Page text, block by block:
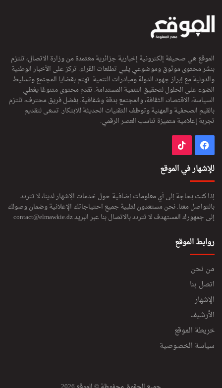
الموقع هي صحيفة إلكترونية إخبارية جزائرية معتمدة من وزارة الاتصال، تلتزم
بنشر محتوى موثوق وموضوعي يلبي تطلعات القراء. تركز على الأخبار الوطنية
والدولية مع إبراز جهود الدولة ومبادرات التنمية. تهتم بقضايا المجتمع وتسليط
الضوء على الحلول لتحقيق التنمية المستدامة. تقدم محتوى متنوعًا يغطي
السياسة، الاقتصاد، الثقافة، والمجتمع بدقة وشفافية. بفضل فريق محترف، تلتزم
بالقيم الصحفية والمهنية وتوظف التقنيات الحديثة للابتكار. تسعى لتقديم
تجربة إعلامية متميزة تناسب العصر الرقمي.
فيسبوك
للإشهار في الموقع
إذا كنت بحاجة إلى أي معلومات إضافية حول خدمات الإشهار لدينا، لا تتردد
بالتواصل معنا. نحن مستعدون لتلبية جميع احتياجاتك الإعلانية وضمان وصولك
إلى جمهورك المستهدف لا تتردد بالاتصال بنا عبر البريدcontact@elmawkie.dz
روابط الموقع
من نحن
اتصل بنا
الإشهار
الأرشيف
خريطة الموقع
سياسة الخصوصية